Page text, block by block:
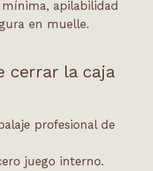
apilabilidad
en muelle.
cerrar la caja
profesional de
juego interno.